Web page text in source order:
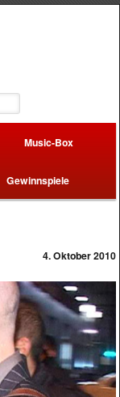
Music-Box
Gewinnspiele
4. Oktober 2010